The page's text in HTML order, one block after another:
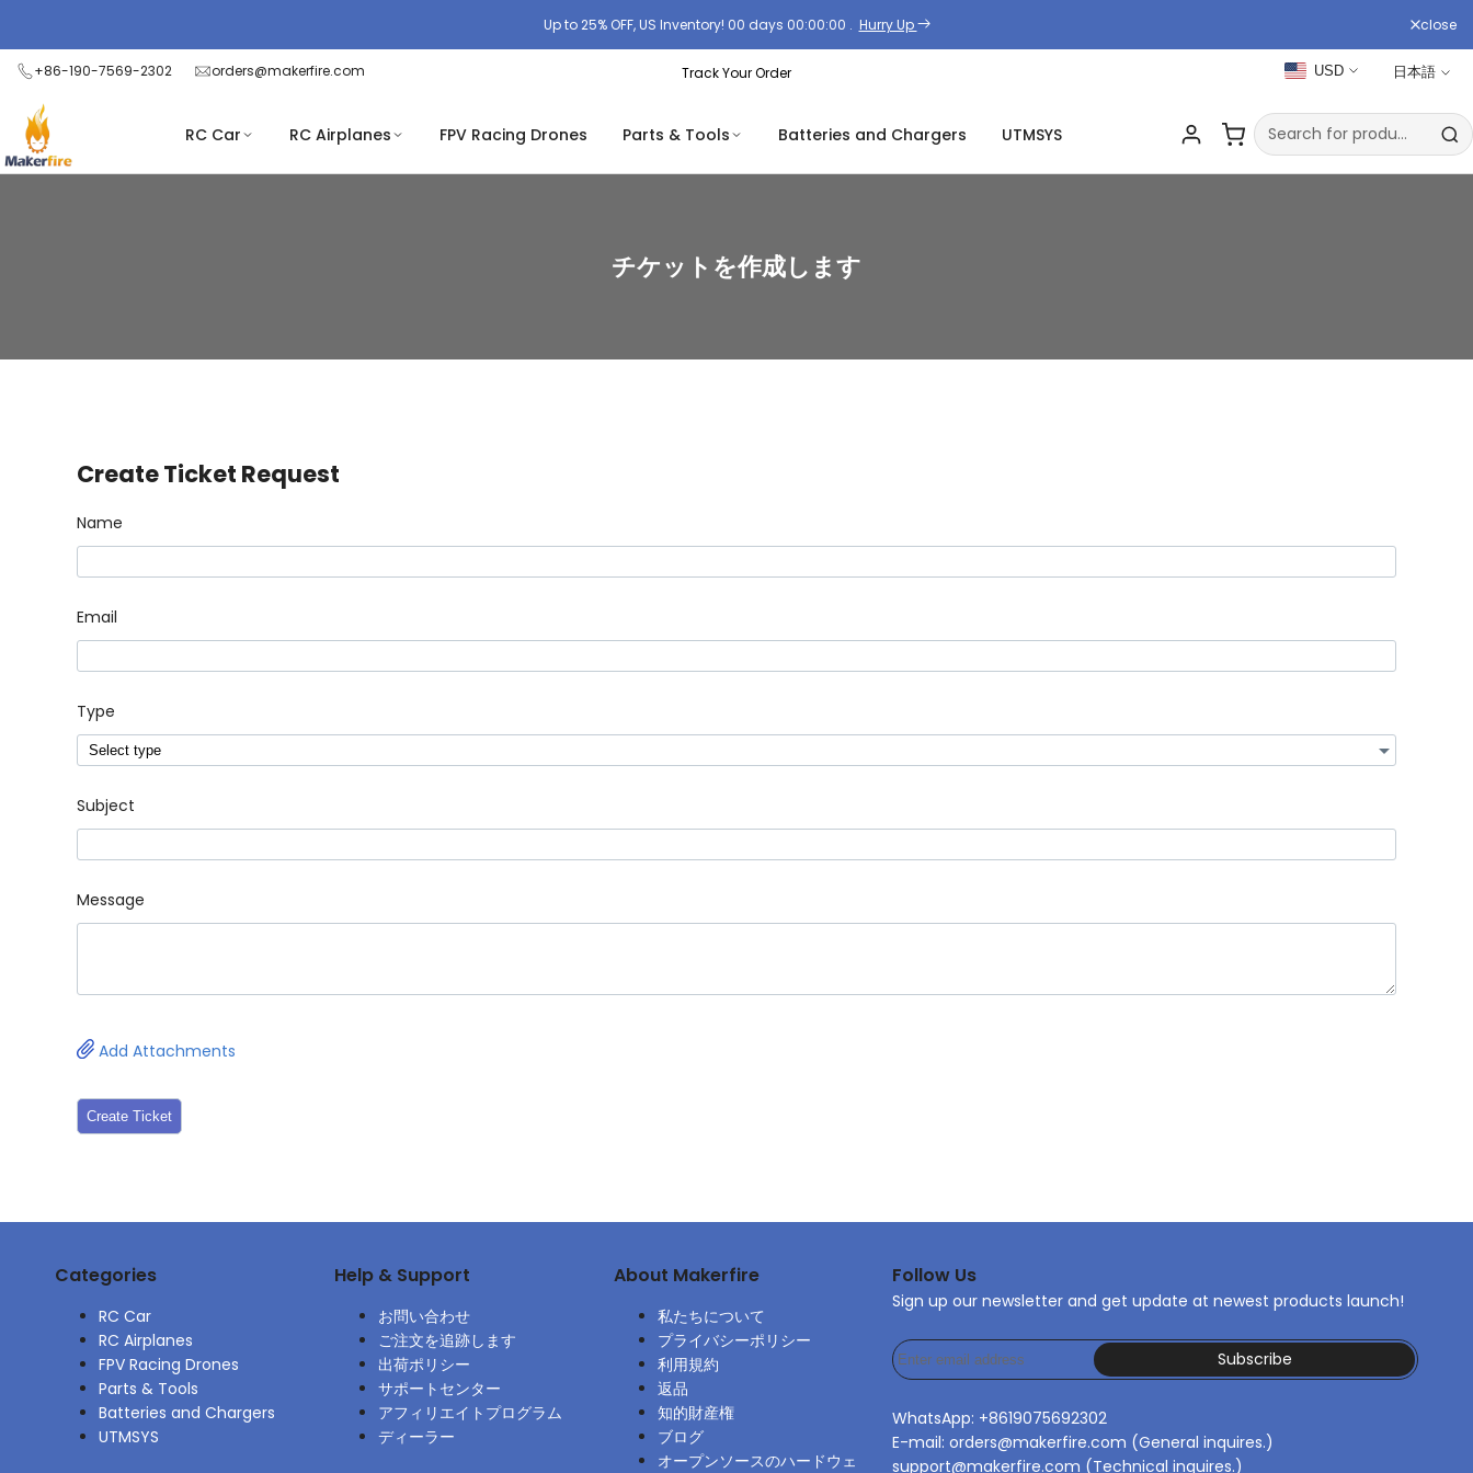
content
Up to 25% OFF, US Inventory! 00 days 00:00:00 . Hurry Up close
+86-190-7569-2302 orders@makerfire.com Track Your Order USD 日本語
RC Car RC Airplanes FPV Racing Drones Parts & Tools Batteries and Chargers UTMSYS
ト
チケットを作成します
Create Ticket Request
Name
Email
Type
Select type
Subject
Message
Add Attachments
Create Ticket
Categories
RC Car
RC Airplanes
FPV Racing Drones
Parts & Tools
Batteries and Chargers
UTMSYS
Help & Support
お問い合わせ
ご注文を追跡します
出荷ポリシー
サポートセンター
アフィリエイトプログラム
ディーラー
About Makerfire
私たちについて
プライバシーポリシー
利用規約
返品
知的財産権
ブログ
オープンソースのハードウェ
Follow Us
Sign up our newsletter and get update at newest products launch!
Subscribe
WhatsApp: +8619075692302
E-mail: orders@makerfire.com (General inquires.)
support@makerfire.com (Technical inquires.)